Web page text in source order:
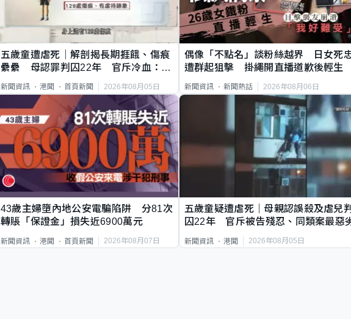
五歲童遭虐死｜解剖揭長期捱餓、傷痕
纍纍 母認罪判囚22年 官斥冷血：同
類案最惡劣
新聞資訊 港聞 首頁新聞 2026年08月05日
偶像「不點名」談粉絲越界 日女死
遭群起狙擊 掛繩開直播道歉後輕生
新聞資訊 新聞熱話 2026年08月06日
43歲主婦墮內地公安電騙陷阱 分81次
轉賬「保證金」損失近6900萬元
新聞資訊 港聞 首頁新聞 2026年08月07日
五歲童疑遭虐死｜母親認誤殺及虐兒
囚22年 官斥被告殘忍、同類案最惡
新聞資訊 港聞 2026年08月05日